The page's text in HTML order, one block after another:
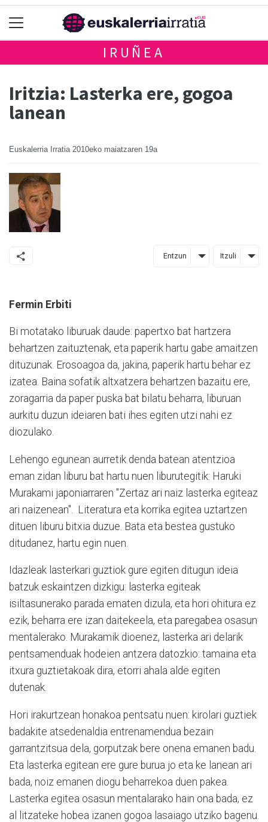
IRUÑEA
Iritzia: Lasterka ere, gogoa
lanean
Euskalerria Irratia 2010eko maiatzaren 19a
Entzun Itzuli
Fermin Erbiti
Bi motatako liburuak daude: papertxo bat hartzera
behartzen zaituztenak, eta paperik hartu gabe amaitzen
dituzunak. Erosoagoa da, jakina, paperik hartu behar ez
izatea. Baina sofatik altxatzera behartzen bazaitu ere,
zoragarria da paper puska bat bilatu beharra, liburuan
aurkitu duzun ideiaren bati ihes egiten utzi nahi ez
diozulako.
Lehengo egunean aurretik denda batean atentzioa
eman zidan liburu bat hartu nuen liburutegitik: Haruki
Murakami japoniarraren "Zertaz ari naiz lasterka egiteaz
ari naizenean". Literatura eta korrika egitea uztartzen
dituen liburu bitxia duzue. Bata eta bestea gustuko
ditudanez, hartu egin nuen.
Idazleak lasterkari guztiok gure egiten ditugun ideia
batzuk eskaintzen dizkigu: lasterka egiteak
isiltasunerako parada ematen dizula, eta hori ohitura ez
ezik, beharra ere izan daitekeela, eta paregabea osasun
mentalerako. Murakamik dioenez, lasterka ari delarik
pentsamenduak hodeien antzera datozkio: tamaina eta
itxura guztietakoak dira, etorri ahala alde egiten
dutenak.
Hori irakurtzean honakoa pentsatu nuen: kirolari guztiek
badakite atsedenaldia entrenamendua bezain
garrantzitsua dela, gorputzak bere onena emanen badu.
Eta lasterka egitean ere gure burua jo eta ke lanean ari
bada, noiz emanen diogu beharrekoa duen pakea.
Lasterka egitea osasun mentalarako hain ona bada, ez
al litzateke hobea izanen gogoa lasaiago utziko bagenu.